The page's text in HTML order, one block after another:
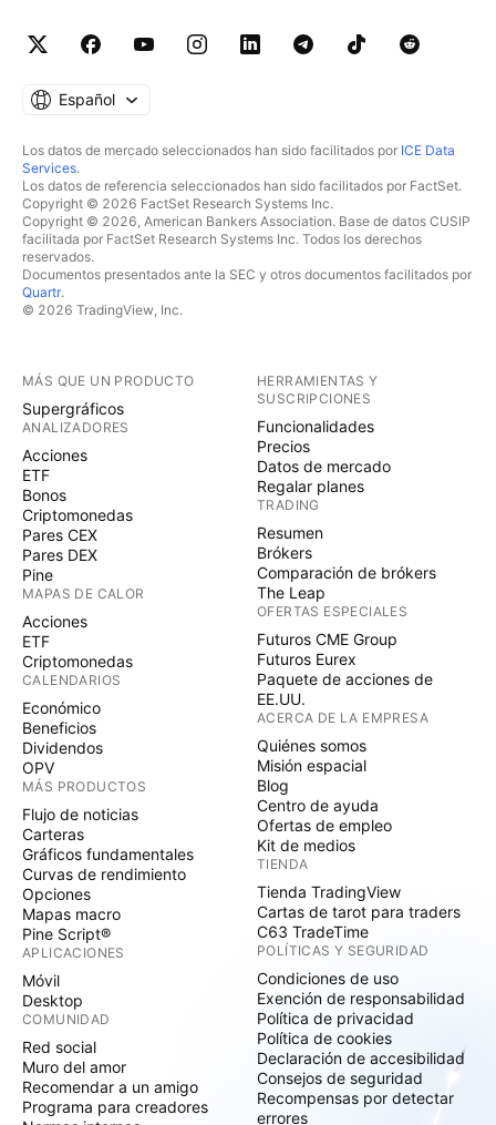
Español
Los datos de mercado seleccionados han sido facilitados por ICE Data
Services.
Los datos de referencia seleccionados han sido facilitados por FactSet.
Copyright © 2026 FactSet Research Systems Inc.
Copyright © 2026, American Bankers Association. Base de datos CUSIP
facilitada por FactSet Research Systems Inc. Todos los derechos
reservados.
Documentos presentados ante la SEC y otros documentos facilitados por
Quartr.
© 2026 TradingView, Inc.
MÁS QUE UN PRODUCTO
Supergráficos
ANALIZADORES
Acciones
ETF
Bonos
Criptomonedas
Pares CEX
Pares DEX
Pine
MAPAS DE CALOR
Acciones
ETF
Criptomonedas
CALENDARIOS
Económico
Beneficios
Dividendos
OPV
MÁS PRODUCTOS
Flujo de noticias
Carteras
Gráficos fundamentales
Curvas de rendimiento
Opciones
Mapas macro
Pine Script®
APLICACIONES
Móvil
Desktop
COMUNIDAD
Red social
Muro del amor
Recomendar a un amigo
Programa para creadores
HERRAMIENTAS Y
SUSCRIPCIONES
Funcionalidades
Precios
Datos de mercado
Regalar planes
TRADING
Resumen
Brókers
Comparación de brókers
The Leap
OFERTAS ESPECIALES
Futuros CME Group
Futuros Eurex
Paquete de acciones de
EE.UU.
ACERCA DE LA EMPRESA
Quiénes somos
Misión espacial
Blog
Centro de ayuda
Ofertas de empleo
Kit de medios
TIENDA
Tienda TradingView
Cartas de tarot para traders
C63 TradeTime
POLÍTICAS Y SEGURIDAD
Condiciones de uso
Exención de responsabilidad
Política de privacidad
Política de cookies
Declaración de accesibilidad
Consejos de seguridad
Recompensas por detectar
errores